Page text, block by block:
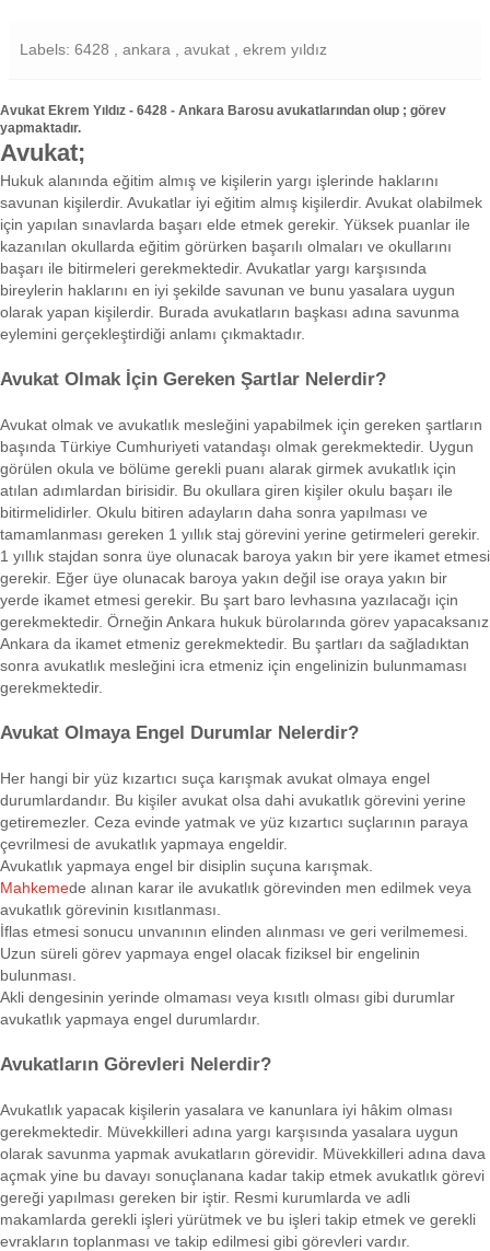
Labels: 6428 , ankara , avukat , ekrem yıldız
Avukat Ekrem Yıldız - 6428 - Ankara Barosu avukatlarından olup ; görev
yapmaktadır.
Avukat;
Hukuk alanında eğitim almış ve kişilerin yargı işlerinde haklarını
savunan kişilerdir. Avukatlar iyi eğitim almış kişilerdir. Avukat olabilmek
için yapılan sınavlarda başarı elde etmek gerekir. Yüksek puanlar ile
kazanılan okullarda eğitim görürken başarılı olmaları ve okullarını
başarı ile bitirmeleri gerekmektedir. Avukatlar yargı karşısında
bireylerin haklarını en iyi şekilde savunan ve bunu yasalara uygun
olarak yapan kişilerdir. Burada avukatların başkası adına savunma
eylemini gerçekleştirdiği anlamı çıkmaktadır.
Avukat Olmak İçin Gereken Şartlar Nelerdir?
Avukat olmak ve avukatlık mesleğini yapabilmek için gereken şartların
başında Türkiye Cumhuriyeti vatandaşı olmak gerekmektedir. Uygun
görülen okula ve bölüme gerekli puanı alarak girmek avukatlık için
atılan adımlardan birisidir. Bu okullara giren kişiler okulu başarı ile
bitirmelidirler. Okulu bitiren adayların daha sonra yapılması ve
tamamlanması gereken 1 yıllık staj görevini yerine getirmeleri gerekir.
1 yıllık stajdan sonra üye olunacak baroya yakın bir yere ikamet etmesi
gerekir. Eğer üye olunacak baroya yakın değil ise oraya yakın bir
yerde ikamet etmesi gerekir. Bu şart baro levhasına yazılacağı için
gerekmektedir. Örneğin Ankara hukuk bürolarında görev yapacaksanız
Ankara da ikamet etmeniz gerekmektedir. Bu şartları da sağladıktan
sonra avukatlık mesleğini icra etmeniz için engelinizin bulunmaması
gerekmektedir.
Avukat Olmaya Engel Durumlar Nelerdir?
Her hangi bir yüz kızartıcı suça karışmak avukat olmaya engel
durumlardandır. Bu kişiler avukat olsa dahi avukatlık görevini yerine
getiremezler. Ceza evinde yatmak ve yüz kızartıcı suçlarının paraya
çevrilmesi de avukatlık yapmaya engeldir.
Avukatlık yapmaya engel bir disiplin suçuna karışmak.
Mahkemede alınan karar ile avukatlık görevinden men edilmek veya
avukatlık görevinin kısıtlanması.
İflas etmesi sonucu unvanının elinden alınması ve geri verilmemesi.
Uzun süreli görev yapmaya engel olacak fiziksel bir engelinin
bulunması.
Akli dengesinin yerinde olmaması veya kısıtlı olması gibi durumlar
avukatlık yapmaya engel durumlardır.
Avukatların Görevleri Nelerdir?
Avukatlık yapacak kişilerin yasalara ve kanunlara iyi hâkim olması
gerekmektedir. Müvekkilleri adına yargı karşısında yasalara uygun
olarak savunma yapmak avukatların görevidir. Müvekkilleri adına dava
açmak yine bu davayı sonuçlanana kadar takip etmek avukatlık görevi
gereği yapılması gereken bir iştir. Resmi kurumlarda ve adli
makamlarda gerekli işleri yürütmek ve bu işleri takip etmek ve gerekli
evrakların toplanması ve takip edilmesi gibi görevleri vardır.